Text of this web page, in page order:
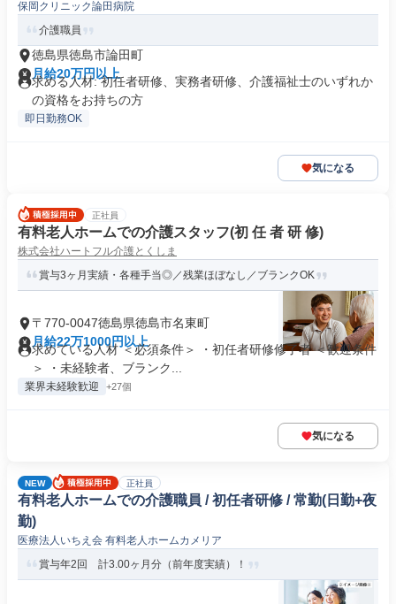
保岡クリニック論田病院
介護職員
徳島県徳島市論田町
月給20万円以上
求める人材: 初任者研修、実務者研修、介護福祉士のいずれか
の資格をお持ちの方
即日勤務OK
気になる
正社員
有料老人ホームでの介護スタッフ(初 任 者 研 修)
株式会社ハートフル介護とくしま
賞与3ヶ月実績・各種手当◎／残業ほぼなし／ブランクOK
〒770-0047徳島県徳島市名東町
月給22万1000円以上
求めている人材 ＜必須条件＞ ・初任者研修修了者 ＜歓迎条件
＞ ・未経験者、ブランク...
業界未経験歓迎 +27個
気になる
NEW 正社員
有料老人ホームでの介護職員 / 初任者研修 / 常勤(日勤+夜
勤)
医療法人いちえ会 有料老人ホームカメリア
賞与年2回 計3.00ヶ月分（前年度実績）！